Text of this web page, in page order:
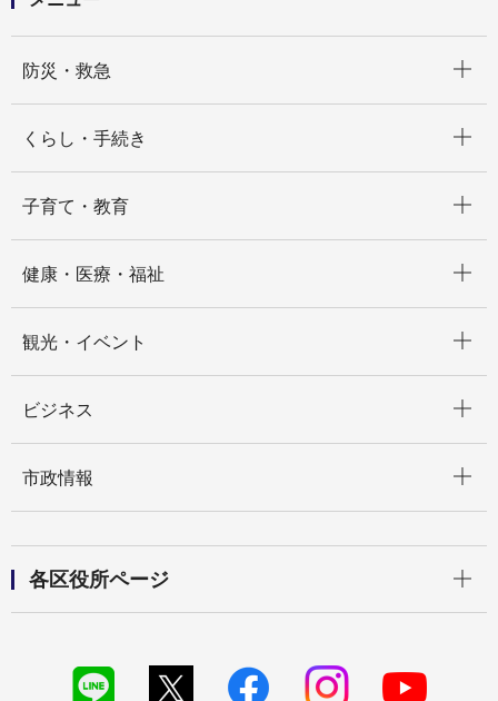
防災・救急
くらし・手続き
子育て・教育
健康・医療・福祉
観光・イベント
ビジネス
市政情報
各区役所ページ